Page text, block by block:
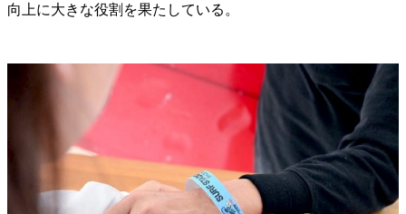
向上に大きな役割を果たしている。